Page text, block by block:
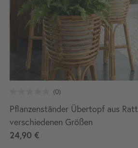
Pflanzenständer Übertopf aus
verschiedenen Größen
24,90 €